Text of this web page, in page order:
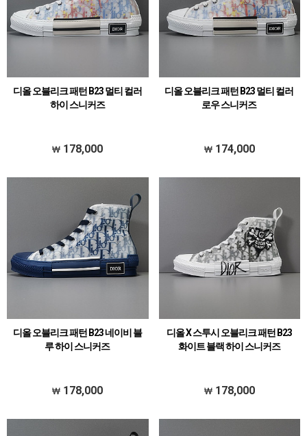
디올 오블리크 패턴 B23 멀티 컬러
하이 스니커즈
178,000
디올 오블리크 패턴 B23 멀티 컬러
로우 스니커즈
174,000
디올 오블리크 패턴 B23 네이비 블
루 하이 스니커즈
178,000
디올 X 스투시 오블리크 패턴 B23
화이트 블랙 하이 스니커즈
178,000